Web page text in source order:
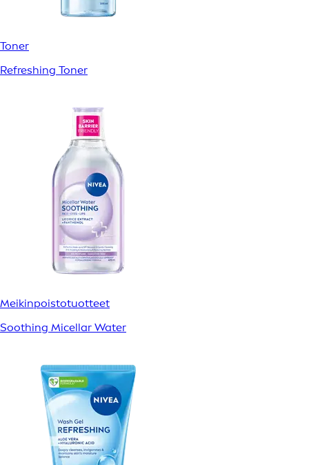
Toner
Refreshing Toner
Meikinpoistotuotteet
Soothing Micellar Water